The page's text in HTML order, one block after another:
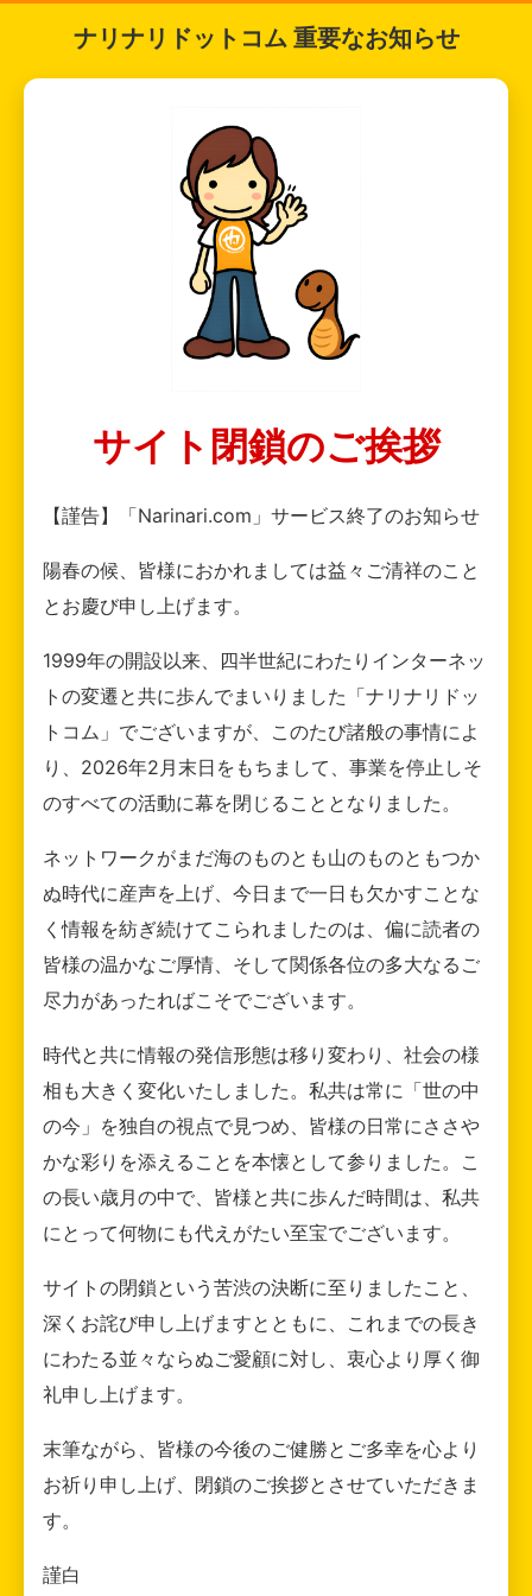
ナリナリドットコム 重要なお知らせ
サイト閉鎖のご挨拶
【謹告】「Narinari.com」サービス終了のお知らせ
陽春の候、皆様におかれましては益々ご清祥のこと
とお慶び申し上げます。
1999年の開設以来、四半世紀にわたりインターネッ
トの変遷と共に歩んでまいりました「ナリナリドッ
トコム」でございますが、このたび諸般の事情によ
り、2026年2月末日をもちまして、事業を停止しそ
のすべての活動に幕を閉じることとなりました。
ネットワークがまだ海のものとも山のものともつか
ぬ時代に産声を上げ、今日まで一日も欠かすことな
く情報を紡ぎ続けてこられましたのは、偏に読者の
皆様の温かなご厚情、そして関係各位の多大なるご
尽力があったればこそでございます。
時代と共に情報の発信形態は移り変わり、社会の様
相も大きく変化いたしました。私共は常に「世の中
の今」を独自の視点で見つめ、皆様の日常にささや
かな彩りを添えることを本懐として参りました。こ
の長い歳月の中で、皆様と共に歩んだ時間は、私共
にとって何物にも代えがたい至宝でございます。
サイトの閉鎖という苦渋の決断に至りましたこと、
深くお詫び申し上げますとともに、これまでの長き
にわたる並々ならぬご愛顧に対し、衷心より厚く御
礼申し上げます。
末筆ながら、皆様の今後のご健勝とご多幸を心より
お祈り申し上げ、閉鎖のご挨拶とさせていただきま
す。
謹白